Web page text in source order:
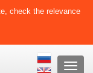
check the relevance